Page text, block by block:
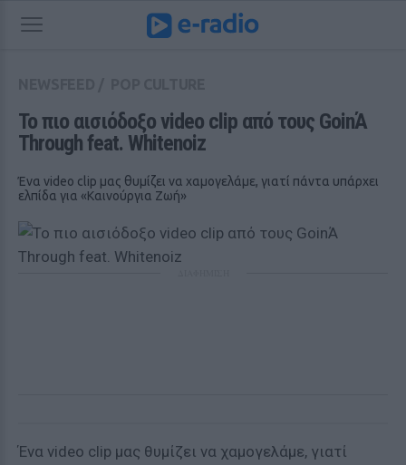
Το πιο αισιόδοξο video clip από τους GoinΆ
Through feat. Whitenoiz
Ένα video clip μας θυμίζει να χαμογελάμε, γιατί πάντα υπάρχει
ελπίδα για «Καινούργια Ζωή»
Ένα video clip μας θυμίζει να χαμογελάμε, γιατί